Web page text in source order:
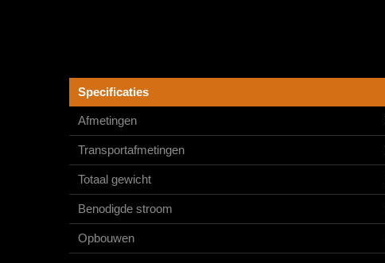
Specificaties
Afmetingen
Transportafmetingen
Totaal gewicht
Benodigde stroom
Opbouwen